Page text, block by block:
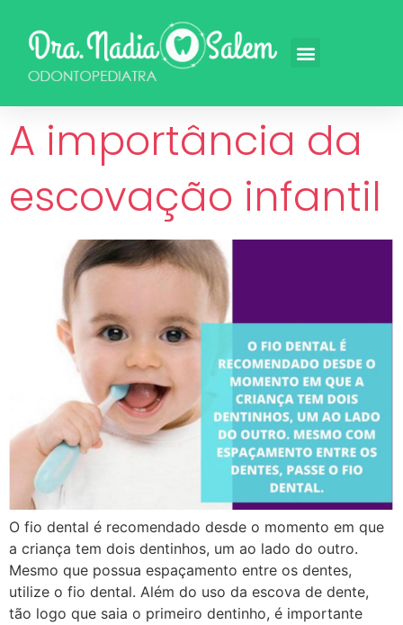
A importância da
escovação infantil
O fio dental é recomendado desde o momento em que
a criança tem dois dentinhos, um ao lado do outro.
Mesmo que possua espaçamento entre os dentes,
utilize o fio dental. Além do uso da escova de dente,
tão logo que saia o primeiro dentinho, é importante